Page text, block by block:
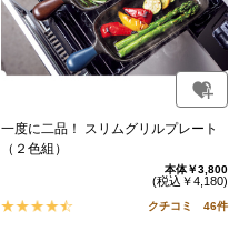
一度に二品！ スリムグリルプレート
（２色組）
本体￥3,800
(税込￥4,180)
クチコミ 46件